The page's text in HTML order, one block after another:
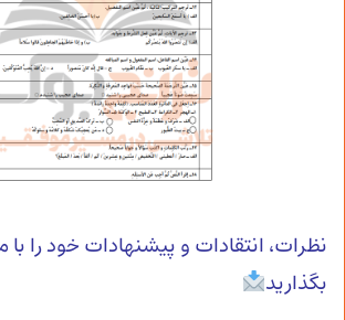
نظرات، انتقادات و پیشنهادات خود را با
بگذارید